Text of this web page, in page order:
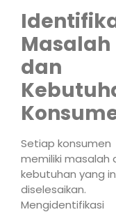
Masalah
dan
Setiap konsumen
memiliki masalah
kebutuhan yang
diselesaikan.
Mengidentifikasi